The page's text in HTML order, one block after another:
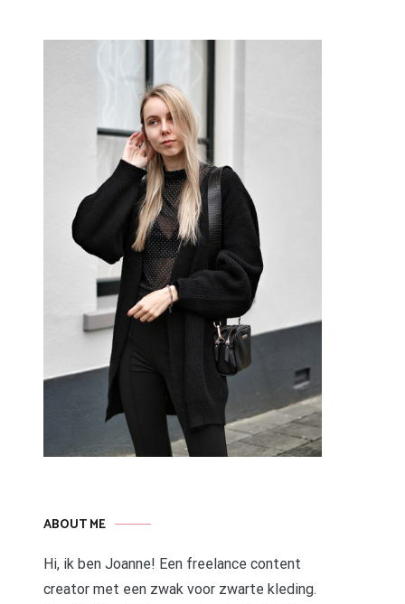
ABOUT ME
Hi, ik ben Joanne! Een freelance content
creator met een zwak voor zwarte kleding.